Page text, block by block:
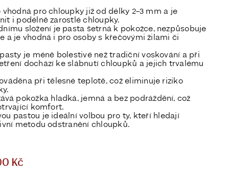
pro chloupky již od délky 2–3 mm a je
i podélně zarostlé chloupky.
složení je pasta šetrná k pokožce, nezpůsobuje
a je vhodná i pro osoby s křečovými žilami či
je méně bolestivénež tradiční voskování a při
dochází keslábnutí chloupků a jejich trvalému
při tělesné teplotě, což eliminuje riziko
pokožka hladká, jemná a bez podráždění, což
komfort.
pastou je ideální volbou pro ty, kteří hledají
metodu odstranění chloupků.
Kč